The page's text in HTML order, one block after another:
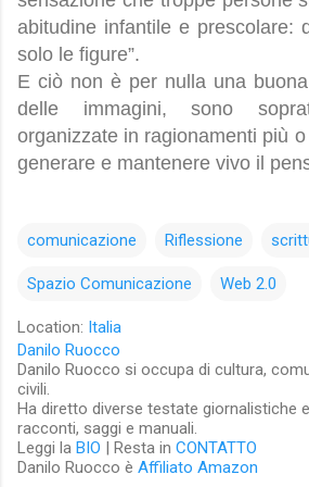
abitudine infantile e prescolare:
solo le figure”.
E ciò non è per nulla una
delle immagini, sono
organizzate in ragionamenti più
generare e mantenere vivo il
comunicazione Riflessione
Spazio Comunicazione Web 2.0
Location: Italia
Danilo Ruocco
Danilo Ruocco si occupa di cultura,
civili.
Ha diretto diverse testate giornalistiche
racconti, saggi e manuali.
Leggi la BIO | Resta in CONTATTO
Danilo Ruocco è Affiliato Amazon